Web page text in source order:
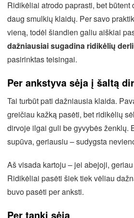
Ridikėliai atrodo paprasti, bet būtent
daug smulkių klaidų. Per savo
vieną, todėl šiandien galiu aiškiai
dažniausiai sugadina ridikėlių
pasirinktas teisingai.
Per ankstyva sėja į šaltą
Tai turbūt pati dažniausia klaida.
greičiau kažką pasėti, bet ridikėlių
dirvoje ilgai guli be gyvybės ženklų.
supūva, geriausiu – sudygsta
Aš visada kartoju – jei abejoji,
Ridikėliai pasėti šiek tiek vėliau
buvo pasėti per anksti.
Per tanki sėja